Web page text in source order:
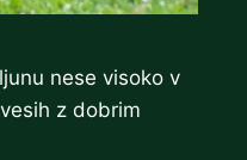
nese visoko v
z dobrim